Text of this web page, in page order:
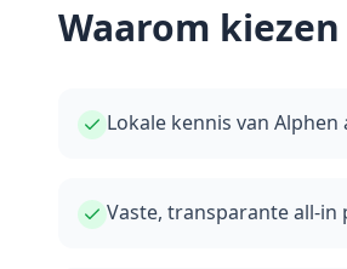
Waarom
Lokale kennis van
Vaste, transparante all-